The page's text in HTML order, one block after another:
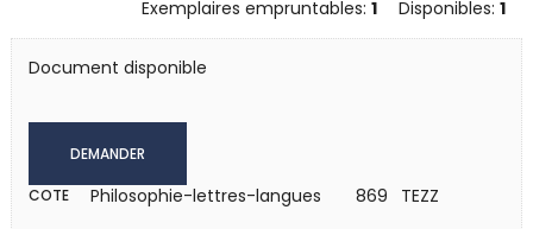
Exemplaires empruntables:1 Disponibles:1
Document disponible
DEMANDER
COTE Philosophie-lettres-langues 869 TEZZ